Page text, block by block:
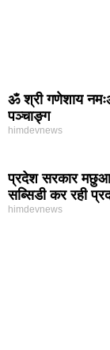
ॐ श्री गणेशाय
पञ्चाङ्ग
himdevnews
प्रदेश सरकार
सब्सिडी कर रही
himdevnews